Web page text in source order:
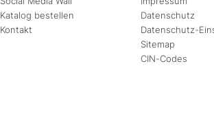
Katalog bestellen
Kontakt
Datenschutz
Datenschutz-
Sitemap
CIN-Codes